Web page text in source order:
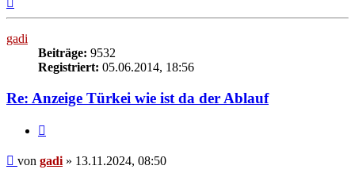
gadi
Beiträge: 9532
Registriert: 05.06.2014, 18:56
Re: Anzeige Türkei wie ist da der Ablauf
Beitrag
von gadi » 13.11.2024, 08:50